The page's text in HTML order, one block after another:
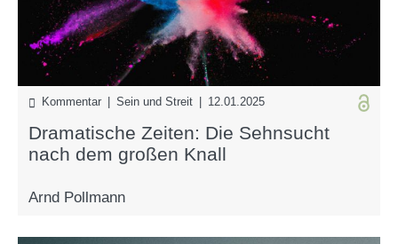
Kommentar | Sein und Streit | 12.01.2025
Dramatische Zeiten: Die Sehnsucht
nach dem großen Knall
Arnd Pollmann